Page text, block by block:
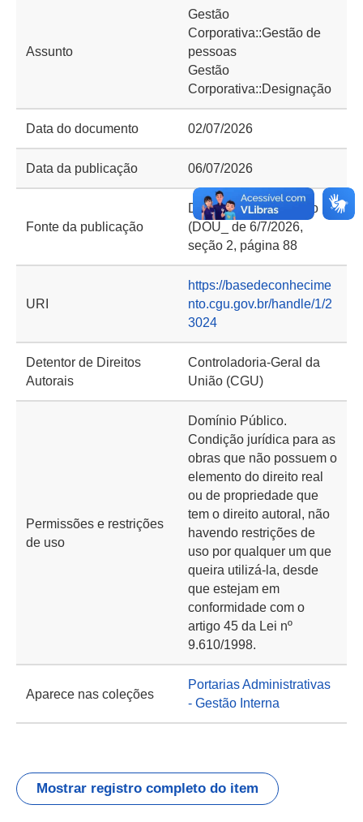
Assunto
Gestão
Corporativa::Gestão de
pessoas
Gestão
Corporativa::Designação
Data do documento 02/07/2026
Data da publicação 06/07/2026
Fonte da publicação
Diário Oficial da União
(DOU_ de 6/7/2026,
seção 2, página 88
URI
https://basedeconhecime
nto.cgu.gov.br/handle/1/2
3024
Detentor de Direitos
Autorais
Controladoria-Geral da
União (CGU)
Permissões e restrições
de uso
Domínio Público.
Condição jurídica para as
obras que não possuem o
elemento do direito real
ou de propriedade que
tem o direito autoral, não
havendo restrições de
uso por qualquer um que
queira utilizá-la, desde
que estejam em
conformidade com o
artigo 45 da Lei nº
9.610/1998.
Aparece nas coleções
Portarias Administrativas
- Gestão Interna
Mostrar registro completo do item